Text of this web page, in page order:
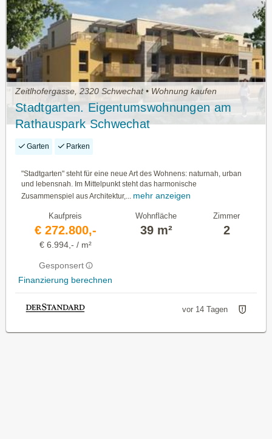
Zeitlhofergasse, 2320 Schwechat • Wohnung kaufen
Stadtgarten. Eigentumswohnungen am
Rathauspark Schwechat
Garten Parken
"Stadtgarten" steht für eine neue Art des Wohnens: naturnah, urban
und lebensnah. Im Mittelpunkt steht das harmonische
Zusammenspiel aus Architektur,... mehr anzeigen
Kaufpreis
€ 272.800,-
€ 6.994,- / m²
Gesponsert
Finanzierung berechnen
Wohnfläche
39 m²
Zimmer
2
vor 14 Tagen